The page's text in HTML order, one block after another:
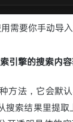
需要你手动导
引擎的搜索内
方法，它会默
搜索结果里提